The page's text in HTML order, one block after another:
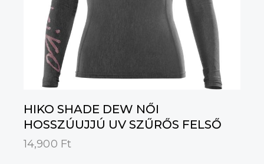
HIKO SHADE DEW NŐI
HOSSZÚUJJÚ UV SZŰRŐS FELSŐ
14,900 Ft